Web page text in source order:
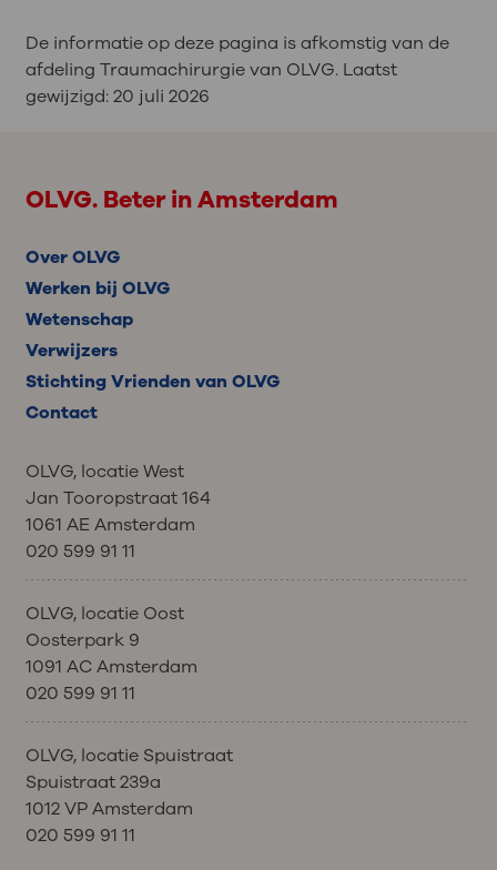
De informatie op deze pagina is afkomstig van de
afdeling Traumachirurgie van OLVG. Laatst
gewijzigd:20 juli 2026
OLVG. Beter in Amsterdam
Over OLVG
Werken bij OLVG
Wetenschap
Verwijzers
Stichting Vrienden van OLVG
Contact
OLVG, locatie West
Jan Tooropstraat 164
1061 AE Amsterdam
020 599 91 11
OLVG, locatie Oost
Oosterpark 9
1091 AC Amsterdam
020 599 91 11
OLVG, locatie Spuistraat
Spuistraat 239a
1012 VP Amsterdam
020 599 91 11